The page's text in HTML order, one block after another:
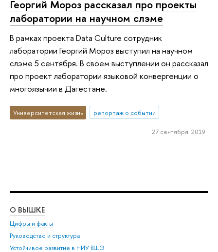
Георгий Мороз рассказал про проекты
лаборатории на научном слэме
В рамках проекта Data Culture сотрудник
лаборатории Георгий Мороз выступил на научном
слэме 5 сентября. В своем выступлении он рассказал
про проект лаборатории языковой конвергенции о
многоязычии в Дагестане.
Университетская жизнь репортаж о событии
27 сентября 2019
О ВЫШКЕ
Цифры и факты
Руководство и структура
Устойчивое развитие в НИУ ВШЭ